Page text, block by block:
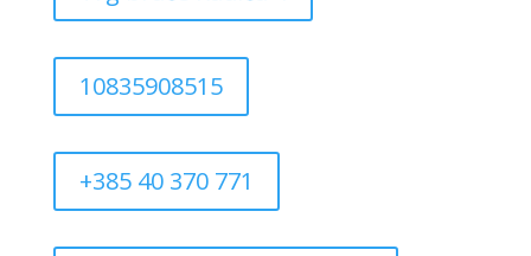
10835908515
+385 40 370 771